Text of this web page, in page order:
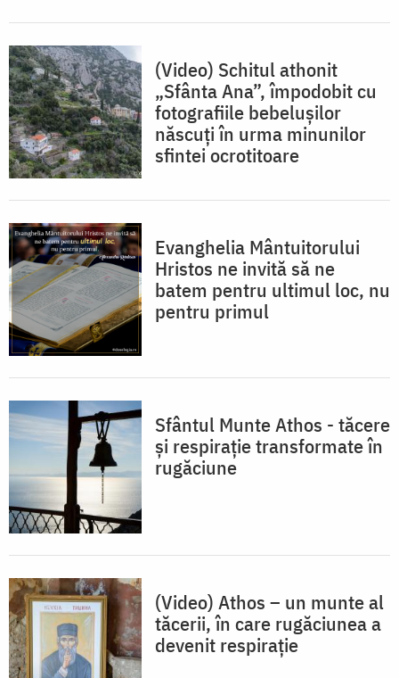
(Video) Schitul athonit
„Sfânta Ana”, împodobit cu
fotografiile bebelușilor
născuți în urma minunilor
sfintei ocrotitoare
Evanghelia Mântuitorului
Hristos ne invită să ne
batem pentru ultimul loc, nu
pentru primul
Sfântul Munte Athos - tăcere
și respirație transformate în
rugăciune
(Video) Athos – un munte al
tăcerii, în care rugăciunea a
devenit respiraţie